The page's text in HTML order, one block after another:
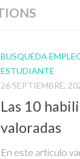
BUSQUEDA
ESTUDIANTE
26 SEPTIEMBRE,
Las 10
valoradas
En este artículo